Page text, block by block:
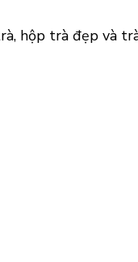
hộp trà đẹp và